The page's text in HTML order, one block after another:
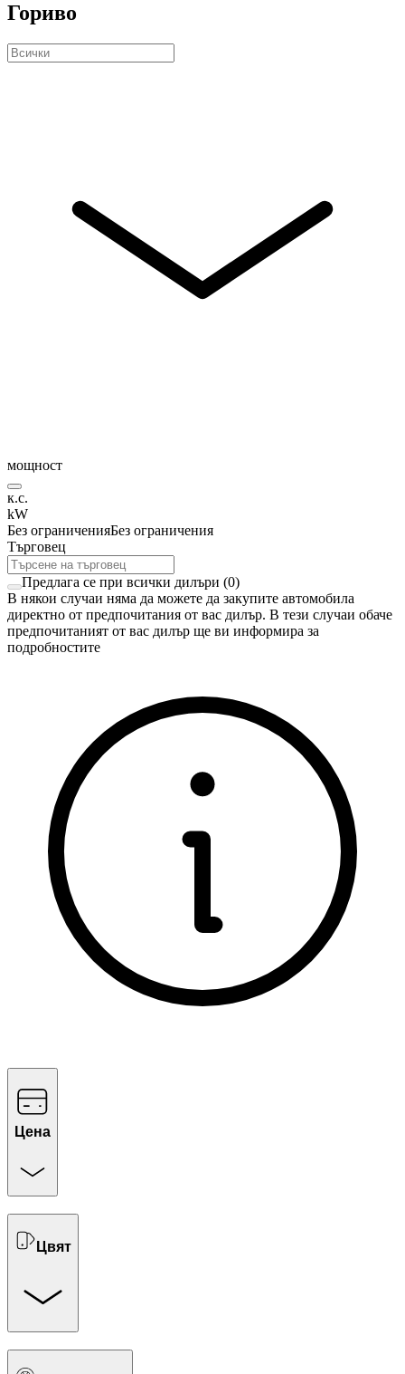
Гориво
мощност
к.с.
kW
Без ограниченияБез ограничения
Търговец
Предлага се при всички дилъри (0)
В някои случаи няма да можете да закупите автомобила
директно от предпочитания от вас дилър. В тези случаи обаче
предпочитаният от вас дилър ще ви информира за
подробностите
Цена
Цвят